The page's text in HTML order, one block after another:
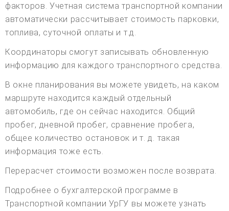
факторов. Учетная система транспортной компании
автоматически рассчитывает стоимость парковки,
топлива, суточной оплаты и т.д.
Координаторы смогут записывать обновленную
информацию для каждого транспортного средства.
В окне планирования вы можете увидеть, на каком
маршруте находится каждый отдельный
автомобиль, где он сейчас находится. Общий
пробег, дневной пробег, сравнение пробега,
общее количество остановок и т. д. такая
информация тоже есть.
Перерасчет стоимости возможен после возврата.
Подробнее о бухгалтерской программе в
Транспортной компании УрГУ вы можете узнать